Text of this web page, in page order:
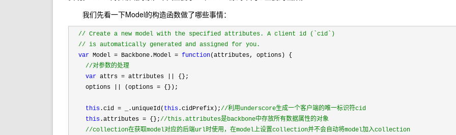
我们先看一下Model的构造函数做了哪些事情：
// Create a new model with the specified attributes. A client id (`cid`)
// is automatically generated and assigned for you.
var Model = Backbone.Model = function(attributes, options) {
//对参数的处理
var attrs = attributes ||
{};
    options
|| (options = {});
this .cid = _.uniqueId( this .cidPrefix);//利用underscore生成一个客户端的唯一标识符cid
this .attributes = {};//this.attributes是backbone中存放所有数据属性的对象
//collection在获取model对应的后端url时使用，在model上设置collection并不会自动将model加入collection